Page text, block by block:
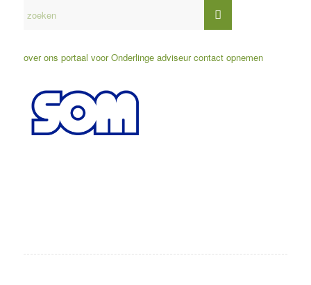
over ons portaal voor Onderlinge adviseur contact opnemen